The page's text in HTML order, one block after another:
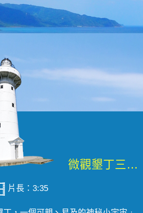
微觀墾丁三部曲 重生....
片長：3:35